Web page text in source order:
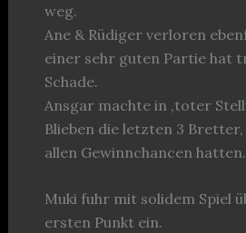
weg.
Ane & Rüdiger verloren
einer sehr guten Partie hat
Schade.
Ansgar machte in ‚toter
Blieben die letzten 3
allen Gewinnchancen hatten.
Muki fuhr mit solidem Spiel
ersten Punkt ein.